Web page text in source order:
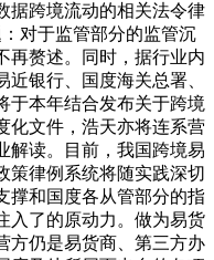
据跨境流动的相关法令律
对于监管部分的监管沉
再赘述。同时，据行业内
银行、国度海关总署、
于本年结合发布关于跨境
化文件，浩天亦将连系营
解读。目前，我国跨境易
策律例系统将随实践深切
撑和国度各从管部分的指
入了的原动力。做为易货
方仍是易货商、第三方办